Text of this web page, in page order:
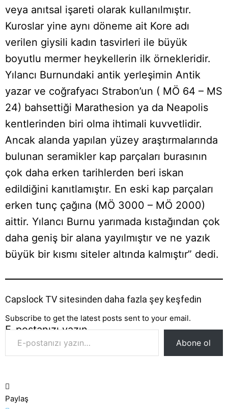
veya anıtsal işareti olarak kullanılmıştır.
Kuroslar yine aynı döneme ait Kore adı
verilen giysili kadın tasvirleri ile büyük
boyutlu mermer heykellerin ilk örnekleridir.
Yılancı Burnundaki antik yerleşimin Antik
yazar ve coğrafyacı Strabon’un ( MÖ 64 – MS
24) bahsettiği Marathesion ya da Neapolis
kentlerinden biri olma ihtimali kuvvetlidir.
Ancak alanda yapılan yüzey araştırmalarında
bulunan seramikler kap parçaları burasının
çok daha erken tarihlerden beri iskan
edildiğini kanıtlamıştır. En eski kap parçaları
erken tunç çağına (MÖ 3000 – MÖ 2000)
aittir. Yılancı Burnu yarımada kıstağından çok
daha geniş bir alana yayılmıştır ve ne yazık
büyük bir kısmı siteler altında kalmıştır” dedi.
Capslock TV sitesinden daha fazla şey keşfedin
Subscribe to get the latest posts sent to your email.
E-postanızı yazın…
Abone ol
Paylaş